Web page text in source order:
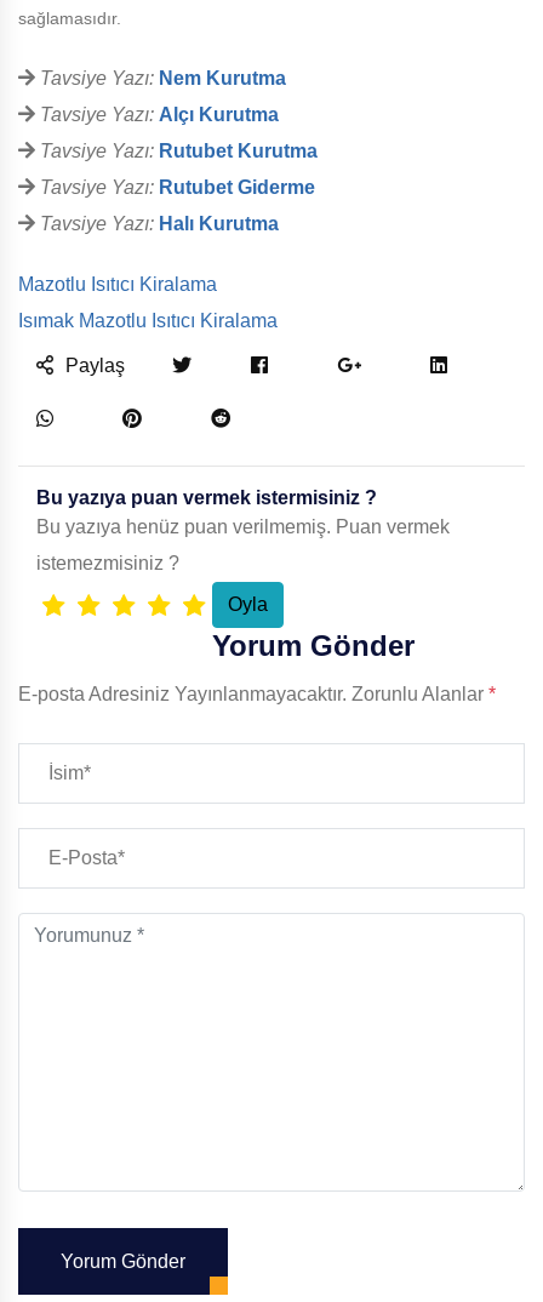
sağlamasıdır.
Tavsiye Yazı: Nem Kurutma
Tavsiye Yazı: Alçı Kurutma
Tavsiye Yazı: Rutubet Kurutma
Tavsiye Yazı: Rutubet Giderme
Tavsiye Yazı: Halı Kurutma
Mazotlu Isıtıcı Kiralama
Isımak Mazotlu Isıtıcı Kiralama
Paylaş
Bu yazıya puan vermek istermisiniz ?
Bu yazıya henüz puan verilmemiş. Puan vermek
istemezmisiniz ?
Yorum Gönder
E-posta Adresiniz Yayınlanmayacaktır. Zorunlu Alanlar *
Yorum Gönder